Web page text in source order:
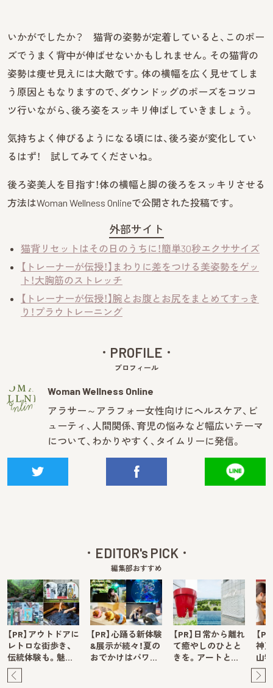
いかがでしたか？ 猫背の姿勢が定着していると、このポー
ズでうまく背中が伸ばせないかもしれません。その猫背の
姿勢は痩せ見えには大敵です。体の横幅を広く見せてしま
う原因ともなりますので、ダウンドッグのポーズをコツコ
ツ行いながら、後ろ姿をスッキリ伸ばしていきましょう。
気持ちよく伸びるようになる頃には、後ろ姿が変化してい
るはず！ 試してみてくださいね。
後ろ姿美人を目指す！体の横幅と脚の後ろをスッキリさせる
方法はWoman Wellness Onlineで公開された投稿です。
外部サイト
猫背リセットはその日のうちに！簡単30秒エクササイズ
【トレーナーが伝授！】まわりに差をつける美姿勢をゲッ
ト！大胸筋のストレッチ
【トレーナーが伝授！】腕とお腹とお尻をまとめてすっき
り！プラウトレーニング
PROFILE
プロフィール
Woman Wellness Online
アラサー～アラフォー女性向けにヘルスケア、ビ
ューティ、人間関係、育児の悩みなど幅広いテーマ
について、わかりやすく、タイムリーに発信。
EDITOR's PICK
編集部おすすめ
【PR】アウトドアに
レトロな街歩き、
伝統体験も。魅…
【PR】心踊る新体験
&展示が続々！夏の
おでかけはパワ…
【PR】日常から離れ
て癒やしのひとと
きを。アートと…
【
神
山